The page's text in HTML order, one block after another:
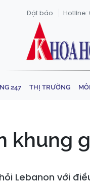
Đặt báo Hotline:
247 THỊ TRƯỜNG
khung
Lebanon với